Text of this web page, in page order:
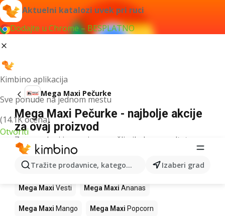
Aktuelni katalozi uvek pri ruci
Dodajte u Chrome – BESPLATNO
Kimbino aplikacija
Sve ponude na jednom mestu
(14.1K ocena)
Otvoriti
Tražite prodavnice, kategorije, proizvode...Izaberi grad
Mega Maxi Pečurke
Mega Maxi Pečurke - najbolje akcije
za ovaj proizvod
Za navedeni izraz nismo našli nikakav rezultat.
Drugi proizvodi u prodavnicama Mega
Maxi
Mega Maxi Vesti Mega Maxi Ananas
Mega Maxi Mango Mega Maxi Popcorn